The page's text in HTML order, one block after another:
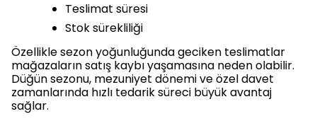
Teslimat süresi
Stok sürekliliği
Özellikle sezon yoğunluğunda geciken teslimatlar
mağazaların satış kaybı yaşamasına neden olabilir.
Düğün sezonu, mezuniyet dönemi ve özel davet
zamanlarında hızlı tedarik süreci büyük avantaj
sağlar.